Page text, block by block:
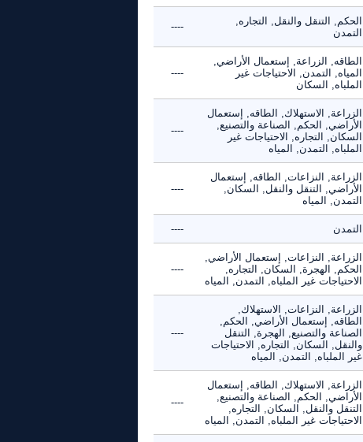
الحكم, التنقل والنقل, التجاره,
التمدن
----
الطاقه, الزراعة, إستعمال الأراضي,
المياه, التمدن, الاحتياجات غير
الملباه, السكان
----
الزراعة, الاستهلاك, الطاقه, إستعمال
الأراضي, الحكم, الصناعة والتصنيع,
السكان, التجاره, الاحتياجات غير
الملباه, التمدن, المياه
----
الزراعة, النزاعات, الطاقه, إستعمال
الأراضي, التنقل والنقل, السكان,
التمدن, المياه
----
التمدن ----
الزراعة, النزاعات, إستعمال الأراضي,
الحكم, الهجرة, السكان, التجاره,
الاحتياجات غير الملباه, التمدن, المياه
----
الزراعة, النزاعات, الاستهلاك,
الطاقه, إستعمال الأراضي, الحكم,
الصناعة والتصنيع, الهجرة, التنقل
والنقل, السكان, التجاره, الاحتياجات
غير الملباه, التمدن, المياه
----
الزراعة, الاستهلاك, الطاقه, إستعمال
الأراضي, الحكم, الصناعة والتصنيع,
التنقل والنقل, السكان, التجاره,
الاحتياجات غير الملباه, التمدن, المياه
----